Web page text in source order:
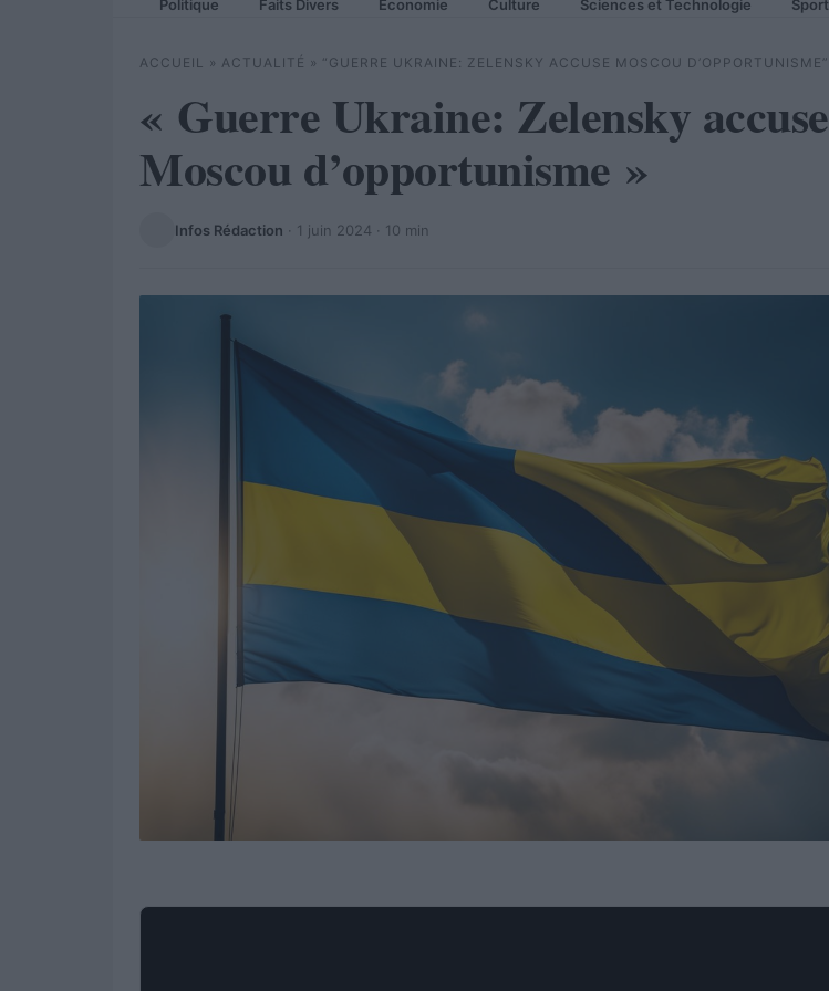
Politique Faits Divers Economie Culture Sciences et Technologie Sport
ACCUEIL » ACTUALITÉ » “GUERRE UKRAINE: ZELENSKY ACCUSE MOSCOU D’OPPORTUNISME”
« Guerre Ukraine: Zelensky accuse
Moscou d’opportunisme »
Infos Rédaction · 1 juin 2024 · 10 min